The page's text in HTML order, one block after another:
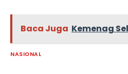
Baca Juga Kemenag
NASIONAL